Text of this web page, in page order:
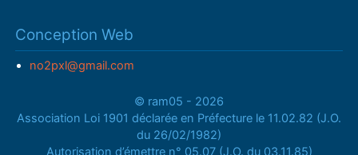
Conception Web
no2pxl@gmail.com
© ram05 - 2026
Association Loi 1901 déclarée en Préfecture le 11.02.82 (J.O.
du 26/02/1982)
Autorisation d’émettre n° 05.07 (J.O. du 03.11.85)